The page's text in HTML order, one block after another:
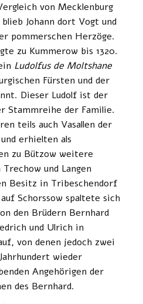
von Mecklenburg
Johann dort Vogt und
pommerschen Herzöge.
zu Kummerow bis 1320.
Ludolfus de Moltshane
Fürsten und der
Dieser Ludolf ist der
Stammreihe der Familie.
teils auch Vasallen der
erhielten als
zu Bützow weitere
und Langen
Besitz in Tribeschendorf
Schorssow spaltete sich
den Brüdern Bernhard
und Ulrich in
von denen jedoch zwei
wieder
Angehörigen der
des Bernhard.